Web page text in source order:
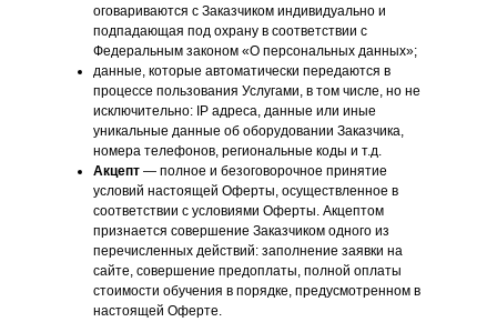
оговариваются с Заказчиком индивидуально и
подпадающая под охрану в соответствии с
Федеральным законом «О персональных данных»;
данные, которые автоматически передаются в
процессе пользования Услугами, в том числе, но не
исключительно: IP адреса, данные или иные
уникальные данные об оборудовании Заказчика,
номера телефонов, региональные коды и т.д.
Акцепт — полное и безоговорочное принятие
условий настоящей Оферты, осуществленное в
соответствии с условиями Оферты. Акцептом
признается совершение Заказчиком одного из
перечисленных действий: заполнение заявки на
сайте, совершение предоплаты, полной оплаты
стоимости обучения в порядке, предусмотренном в
настоящей Оферте.